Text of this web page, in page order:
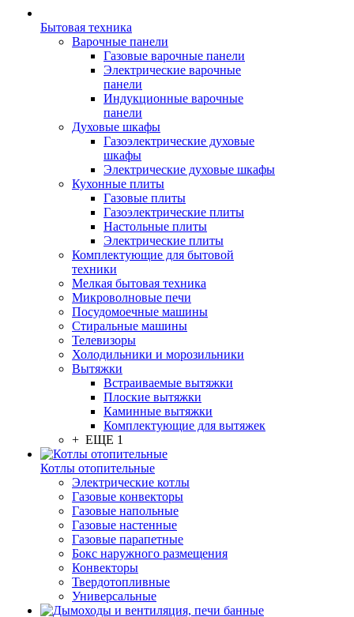
Бытовая техника
Варочные панели
Газовые варочные панели
Электрические варочные
панели
Индукционные варочные
панели
Духовые шкафы
Газоэлектрические духовые
шкафы
Электрические духовые шкафы
Кухонные плиты
Газовые плиты
Газоэлектрические плиты
Настольные плиты
Электрические плиты
Комплектующие для бытовой
техники
Мелкая бытовая техника
Микроволновые печи
Посудомоечные машины
Стиральные машины
Телевизоры
Холодильники и морозильники
Вытяжки
Встраиваемые вытяжки
Плоские вытяжки
Каминные вытяжки
Комплектующие для вытяжек
+ ЕЩЕ 1
Котлы отопительные
Электрические котлы
Газовые конвекторы
Газовые напольные
Газовые настенные
Газовые парапетные
Бокс наружного размещения
Конвекторы
Твердотопливные
Универсальные